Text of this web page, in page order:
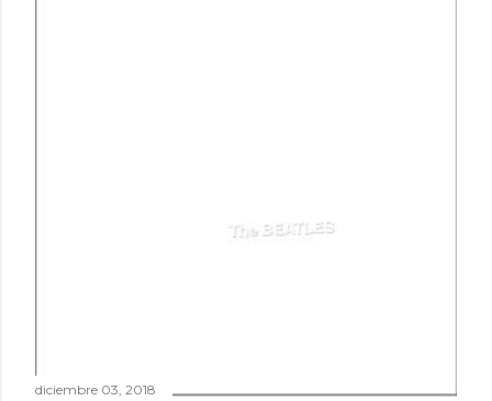
diciembre 03, 2018